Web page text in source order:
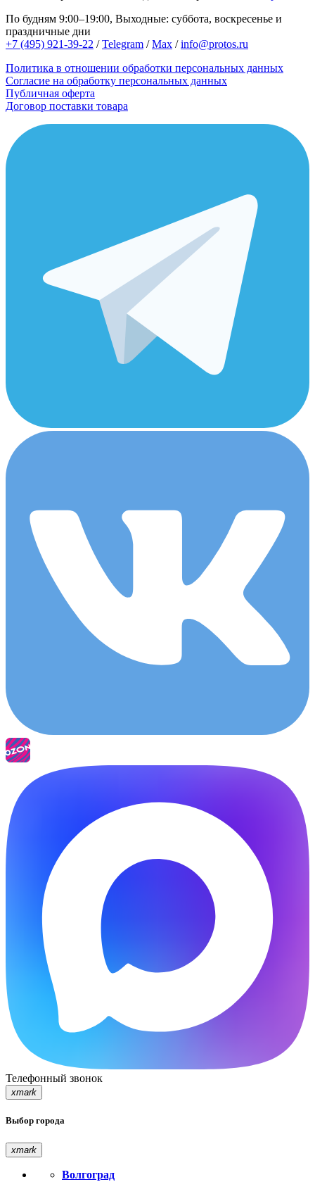
По будням 9:00–19:00, Выходные: суббота, воскресенье и
праздничные дни
+7 (495) 921-39-22 /Telegram /Max /info@protos.ru
Политика в отношении обработки персональных данных
Согласие на обработку персональных данных
Публичная оферта
Договор поставки товара
Телефонный звонок
xmark
Выбор города
xmark
Волгоград